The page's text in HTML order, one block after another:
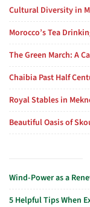
Cultural Diversity in
Morocco’s Tea
The Green March: A
Royal Stables in
Beautiful Oasis of
Wind-Power as a
5 Helpful Tips When